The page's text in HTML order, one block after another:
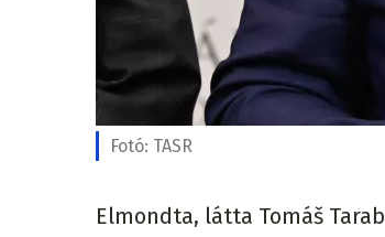
Fotó: TASR
Elmondta, látta Tomáš